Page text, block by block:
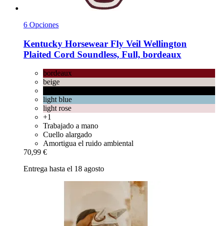
6 Opciones
Kentucky Horsewear Fly Veil Wellington
Plaited Cord Soundless, Full, bordeaux
bordeaux
beige
light blue
light rose
+1
Trabajado a mano
Cuello alargado
Amortigua el ruido ambiental
70,99 €
Entrega hasta el 18 agosto